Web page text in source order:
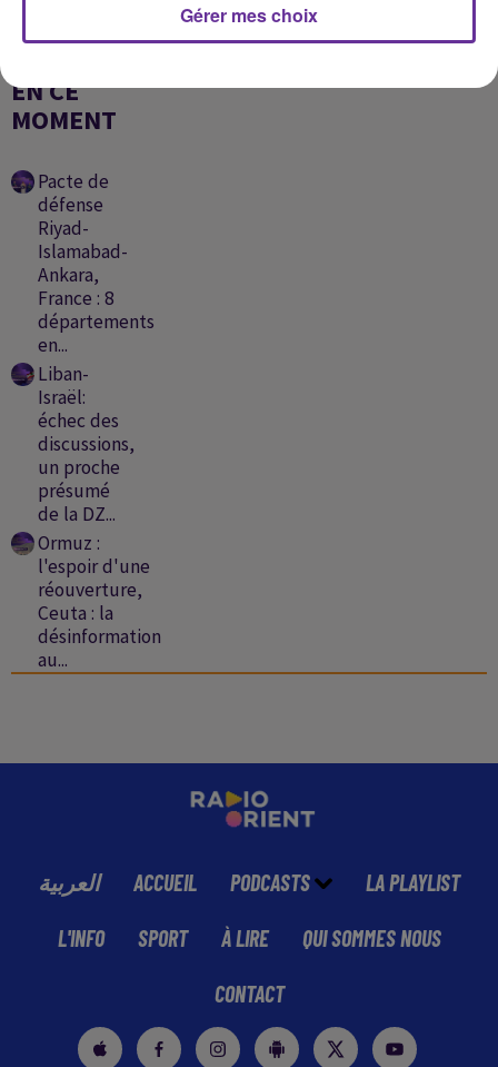
A
EN CE
MOMENT
Pacte de
défense
Riyad-
Islamabad-
Ankara,
France : 8
départements
en...
Liban-
Israël:
échec des
discussions,
un proche
présumé
de la DZ...
Ormuz :
l'espoir d'une
réouverture,
Ceuta : la
désinformation
au...
العربية ACCUEIL PODCASTS LA PLAYLIST
L'INFO SPORT À LIRE QUI SOMMES NOUS
CONTACT
Gérer mes choix